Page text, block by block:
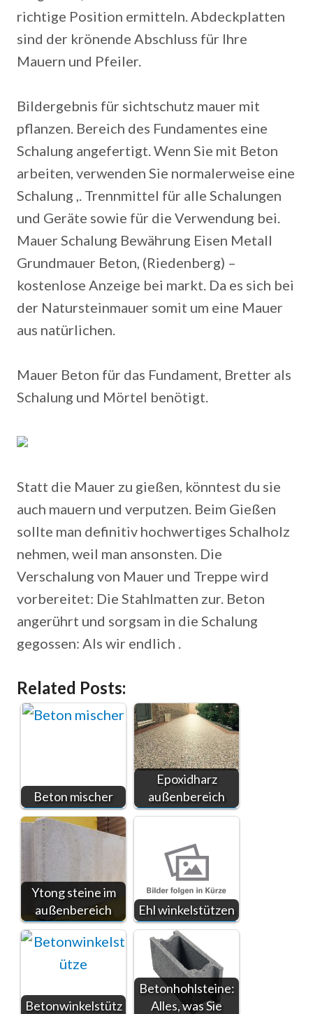
richtige Position ermitteln. Abdeckplatten
sind der krönende Abschluss für Ihre
Mauern und Pfeiler.
Bildergebnis für sichtschutz mauer mit
pflanzen. Bereich des Fundamentes eine
Schalung angefertigt. Wenn Sie mit Beton
arbeiten, verwenden Sie normalerweise eine
Schalung ,. Trennmittel für alle Schalungen
und Geräte sowie für die Verwendung bei.
Mauer Schalung Bewährung Eisen Metall
Grundmauer Beton, (Riedenberg) –
kostenlose Anzeige bei markt. Da es sich bei
der Natursteinmauer somit um eine Mauer
aus natürlichen.
Mauer Beton für das Fundament, Bretter als
Schalung und Mörtel benötigt.
Statt die Mauer zu gießen, könntest du sie
auch mauern und verputzen. Beim Gießen
sollte man definitiv hochwertiges Schalholz
nehmen, weil man ansonsten. Die
Verschalung von Mauer und Treppe wird
vorbereitet: Die Stahlmatten zur. Beton
angerührt und sorgsam in die Schalung
gegossen: Als wir endlich .
Related Posts:
Beton mischer
Epoxidharz
außenbereich
Ytong steine im
außenbereich
Ehl winkelstützen
Betonwinkelstütz
Betonhohlsteine:
Alles, was Sie